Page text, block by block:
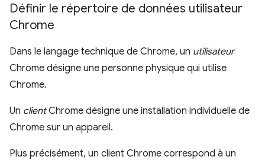
Définir le répertoire de données utilisateur
Chrome
Dans le langage technique de Chrome, un utilisateur
Chrome désigne une personne physique qui utilise
Chrome.
Un clientChrome désigne une installation individuelle de
Chrome sur un appareil.
Plus précisément, un client Chrome correspond à un